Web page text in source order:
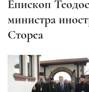
Епископ
министра
Стореа